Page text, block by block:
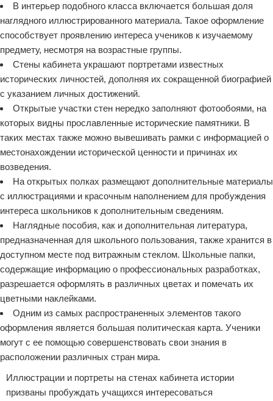
В интерьер подобного класса включается большая доля
наглядного иллюстрированного материала. Такое оформление
способствует проявлению интереса учеников к изучаемому
предмету, несмотря на возрастные группы.
Стены кабинета украшают портретами известных
исторических личностей, дополняя их сокращенной биографией
с указанием личных достижений.
Открытые участки стен нередко заполняют фотообоями, на
которых видны прославленные исторические памятники. В
таких местах также можно вывешивать рамки с информацией о
местонахождении исторической ценности и причинах их
возведения.
На открытых полках размещают дополнительные материалы
с иллюстрациями и красочным наполнением для пробуждения
интереса школьников к дополнительным сведениям.
Наглядные пособия, как и дополнительная литература,
предназначенная для школьного пользования, также хранится в
доступном месте под витражным стеклом. Школьные папки,
содержащие информацию о профессиональных разработках,
разрешается оформлять в различных цветах и помечать их
цветными наклейками.
Одним из самых распространенных элементов такого
оформления является большая политическая карта. Ученики
могут с ее помощью совершенствовать свои знания в
расположении различных стран мира.
Иллюстрации и портреты на стенах кабинета истории
призваны пробуждать учащихся интересоваться